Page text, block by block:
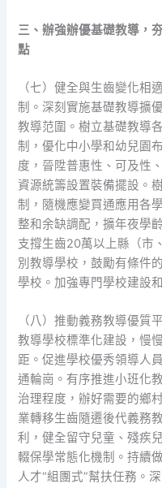
三、辦強辦優基礎教導，
點
（七）健全與生齒變化相
制。深刻實施基礎教導擴
教導范圍。樹立基礎教導
制，優化中小學和幼兒園
度，晉陞普惠性、可及性
資源統籌設置裝備擺設。
制，隨機應變買通應用各
整和余缺調配，擴年夜學
支撐生齒20萬以上縣（市
別教導學校，鼓勵有條件
學校。加強專門學校建設
（八）推動義務教導優質
教導學校標準化建設，慢
距。促進學校優秀領導人
通輪崗。有序推進小班化
治理程度，辦好需要的鄉
業轉移生齒隨遷後代義務
利，健全留守兒童、殘疾
輟保學常態化機制。持續
人才“組團式”幫扶任務。